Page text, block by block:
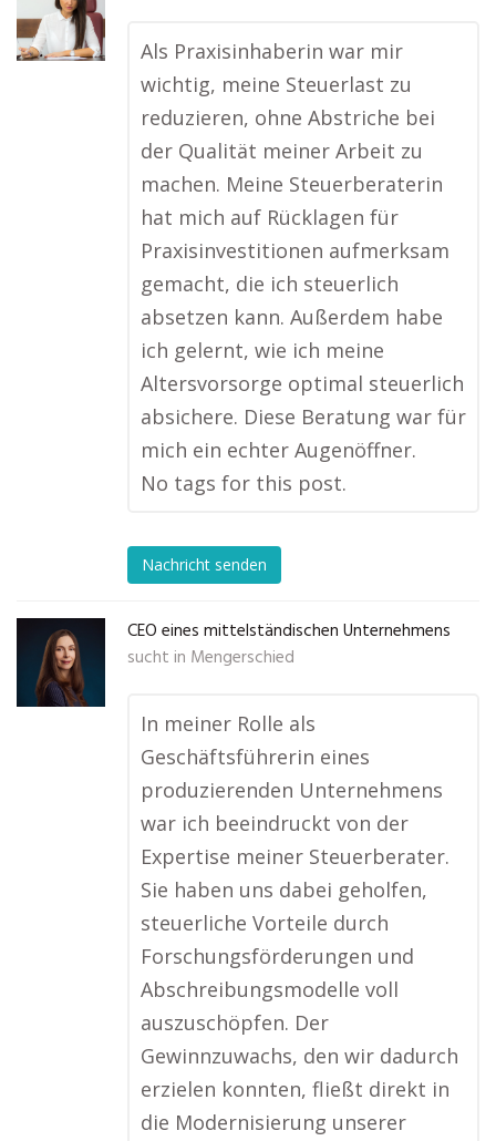
Als Praxisinhaberin war mir
wichtig, meine Steuerlast zu
reduzieren, ohne Abstriche bei
der Qualität meiner Arbeit zu
machen. Meine Steuerberaterin
hat mich auf Rücklagen für
Praxisinvestitionen aufmerksam
gemacht, die ich steuerlich
absetzen kann. Außerdem habe
ich gelernt, wie ich meine
Altersvorsorge optimal steuerlich
absichere. Diese Beratung war für
mich ein echter Augenöffner.
No tags for this post.
Nachricht senden
CEO eines mittelständischen Unternehmens
sucht in Mengerschied
In meiner Rolle als
Geschäftsführerin eines
produzierenden Unternehmens
war ich beeindruckt von der
Expertise meiner Steuerberater.
Sie haben uns dabei geholfen,
steuerliche Vorteile durch
Forschungsförderungen und
Abschreibungsmodelle voll
auszuschöpfen. Der
Gewinnzuwachs, den wir dadurch
erzielen konnten, fließt direkt in
die Modernisierung unserer